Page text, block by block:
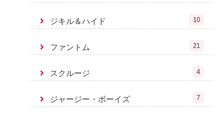
ジキル＆ハイド 10
ファントム 21
スクルージ 4
ジャージー・ボーイズ 7